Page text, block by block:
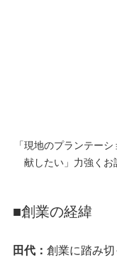
「現地のプランテー
献したい」力強くお
■創業の経緯
田代： 創業に踏み切